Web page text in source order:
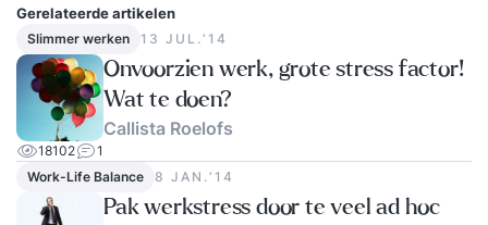
Gerelateerde artikelen
Slimmer werken 13 JUL.‘14
Onvoorzien werk, grote stress factor!
Wat te doen?
Callista Roelofs
18102
1
Work-Life Balance
8 JAN.‘14
Pak werkstress door te veel ad hoc